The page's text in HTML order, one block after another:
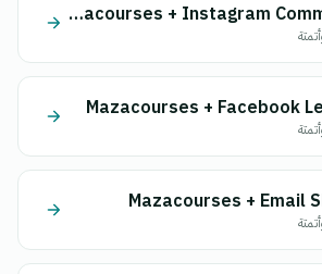
Mazacourses + Instagram Comment
Mazacourses + Facebook
Mazacourses + Email